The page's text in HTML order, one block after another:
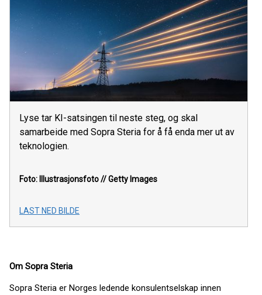
Lyse tar KI-satsingen til neste steg, og skal
samarbeide med Sopra Steria for å få enda mer ut av
teknologien.
Foto: Illustrasjonsfoto // Getty Images
LAST NED BILDE
Om Sopra Steria
Sopra Steria er Norges ledende konsulentselskap innen